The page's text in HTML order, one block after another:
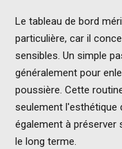
Le tableau de bord
particulière, car il
sensibles. Un simple
généralement pour
poussière. Cette
seulement l'esthétique
également à
le long terme.